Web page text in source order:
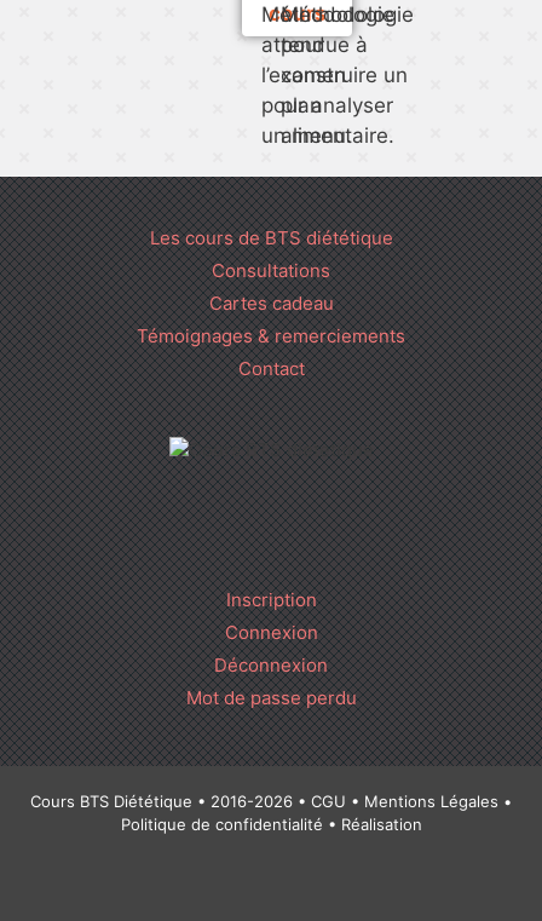
cours
Méthodologie
attendue à
l’examen
pour analyser
un menu.
Méthodologie
pour
construire un
plan
alimentaire.
Les cours de BTS diététique
Consultations
Cartes cadeau
Témoignages & remerciements
Contact
Inscription
Connexion
Déconnexion
Mot de passe perdu
Cours BTS Diététique • 2016-2026 • CGU • Mentions Légales •
Politique de confidentialité • Réalisation